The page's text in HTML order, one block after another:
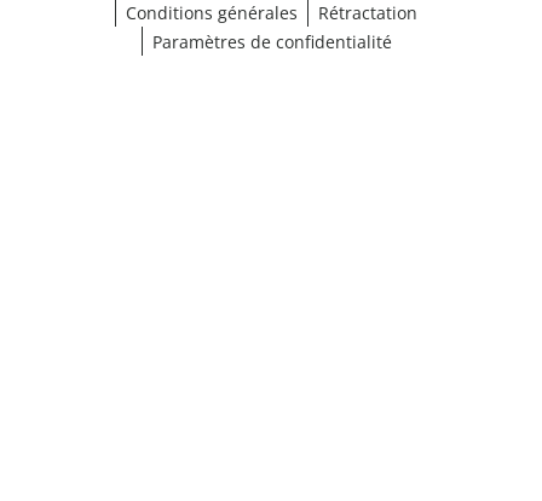
Conditions générales
Rétractation
Paramètres de confidentialité